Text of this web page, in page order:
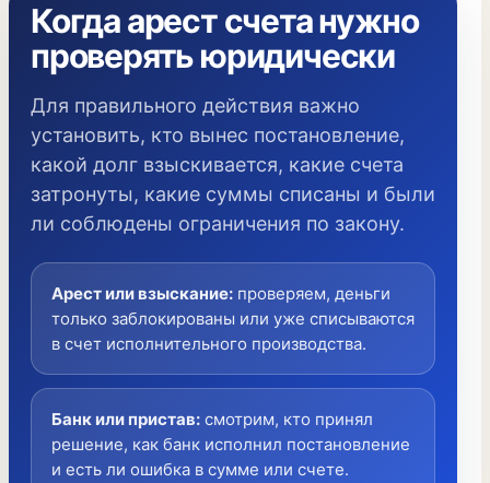
Когда арест счета нужно
проверять юридически
Для правильного действия важно
установить, кто вынес постановление,
какой долг взыскивается, какие счета
затронуты, какие суммы списаны и были
ли соблюдены ограничения по закону.
Арест или взыскание: проверяем, деньги
только заблокированы или уже списываются
в счет исполнительного производства.
Банк или пристав: смотрим, кто принял
решение, как банк исполнил постановление
и есть ли ошибка в сумме или счете.